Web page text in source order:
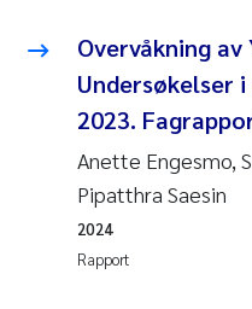
Susanne Claudia
Sabine Marty
Elisabeth Støhle
Overvåkning
Undersøkelser
2023.
Anette Engesmo,
Pipatthra Saesin
Rapport
2024